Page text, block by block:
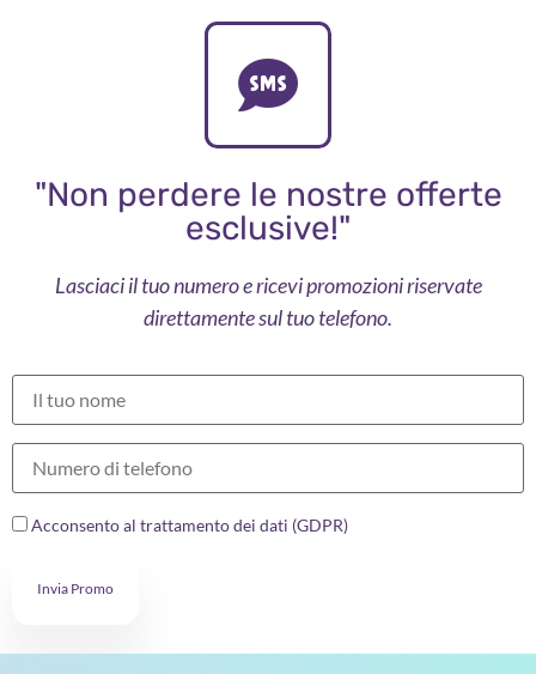
"Non perdere le nostre offerte
esclusive!"
Lasciaci il tuo numero e ricevi promozioni riservate
direttamente sul tuo telefono.
Acconsento al trattamento dei dati (GDPR)
Invia Promo